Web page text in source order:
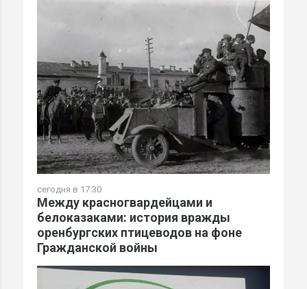
сегодня в 17:30
Между красногвардейцами и
белоказаками: история вражды
оренбургских птицеводов на фоне
Гражданской войны